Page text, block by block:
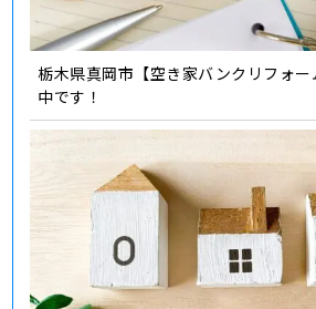
栃木県真岡市【空き家バンクリフォ
中です！